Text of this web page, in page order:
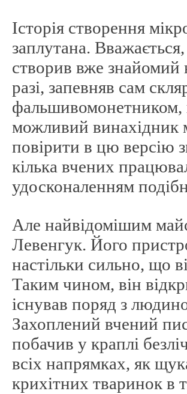
Історія створення
заплутана.
створив вже знайомий
разі, запевняв сам
фальшивомонетником,
можливий винахідник
повірити в цю версію
кілька вчених
удосконаленням
Але найвідомішим
Левенгук. Його
настільки сильно, що
Таким чином, він
існував поряд з
Захоплений вчений
побачив у краплі
всіх напрямках, як
крихітних тваринок в